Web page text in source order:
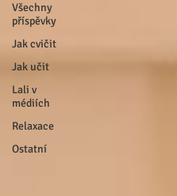
Všechny
příspěvky
Jak cvičit
Jak učit
Lali v
médiích
Relaxace
Ostatní